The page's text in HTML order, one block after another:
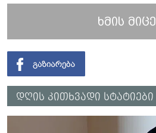
ხმის
დღის კითხვადი სტატიები